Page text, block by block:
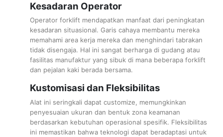
Kesadaran Operator
Operator forklift mendapatkan manfaat dari peningkatan
kesadaran situasional. Garis cahaya membantu mereka
memahami area kerja mereka dan menghindari tabrakan
tidak disengaja. Hal ini sangat berharga di gudang atau
fasilitas manufaktur yang sibuk di mana beberapa forklift
dan pejalan kaki berada bersama.
Kustomisasi dan Fleksibilitas
Alat ini seringkali dapat customize, memungkinkan
penyesuaian ukuran dan bentuk zona keamanan
berdasarkan kebutuhan operasional spesifik. Fleksibilitas
ini memastikan bahwa teknologi dapat beradaptasi untuk